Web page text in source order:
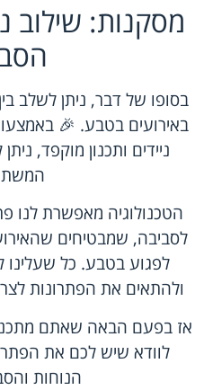
מסקנות: שילוב
בסופו של דבר, ניתן לשלב
באירועים בטבע. 🎉
ניידים ותכנון מוקפד,
הטכנולוגיה מאפשרת לנו
לסביבה, שמבטיחים
לפגוע בטבע. כל שעלינו
ולהתאים את הפתרונות
אז בפעם הבאה שאתם
לוודא שיש לכם את
הנוחות